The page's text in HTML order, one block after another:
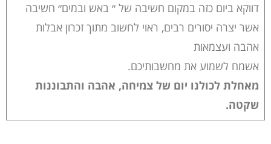
דווקא ביום כזה במקום חשיבה של ״ באש ובמים״ חשיבה
אשר יצרה יסורים רבים, ראוי לחשוב מתוך זכרון אבלות
אהבה ועצמאות
אשמח לשמוע את מחשבותיכם.
מאחלת לכולנו יום של צמיחה, אהבה והתבוננות
שקטה.